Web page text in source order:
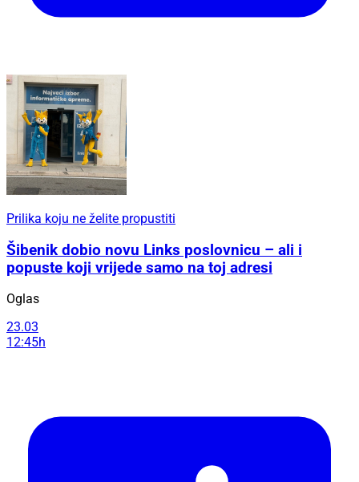
Prilika koju ne želite propustiti
Šibenik dobio novu Links poslovnicu – ali i
popuste koji vrijede samo na toj adresi
Oglas
23.03
12:45h